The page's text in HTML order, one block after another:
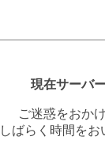
現在サーバ
ご迷惑をおか
しばらく時間を